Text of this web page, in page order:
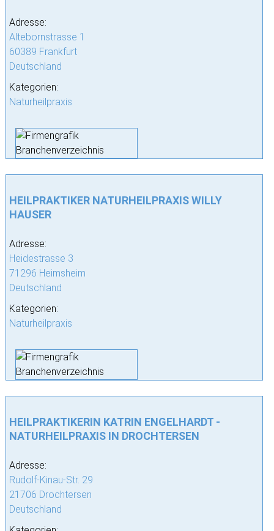
Adresse:
Altebornstrasse 1
60389 Frankfurt
Deutschland
Kategorien:
Naturheilpraxis
HEILPRAKTIKER NATURHEILPRAXIS WILLY
HAUSER
Adresse:
Heidestrasse 3
71296 Heimsheim
Deutschland
Kategorien:
Naturheilpraxis
HEILPRAKTIKERIN KATRIN ENGELHARDT -
NATURHEILPRAXIS IN DROCHTERSEN
Adresse:
Rudolf-Kinau-Str. 29
21706 Drochtersen
Deutschland